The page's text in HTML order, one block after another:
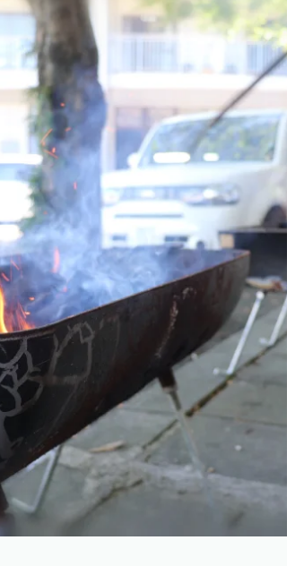
研修・教育プロジェクト
2020年9月24日
読了時間: 2分
看取り研修